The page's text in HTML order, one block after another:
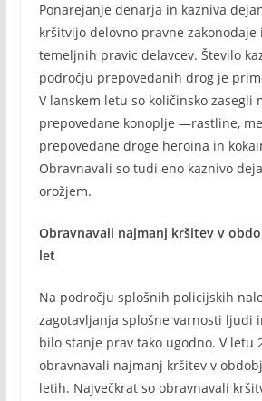
Ponarejanje denarja in kazniva
kršitvijo delovno pravne zakonodaje
temeljnih pravic delavcev. Število
področju prepovedanih drog je
V lanskem letu so količinsko zasegli
prepovedane konoplje —rastline,
prepovedane droge heroina in
Obravnavali so tudi eno kaznivo
orožjem.
Obravnavali najmanj kršitev v
let
Na področju splošnih policijskih
zagotavljanja splošne varnosti ljudi
bilo stanje prav tako ugodno. V letu
obravnavali najmanj kršitev v
letih. Največkrat so obravnavali